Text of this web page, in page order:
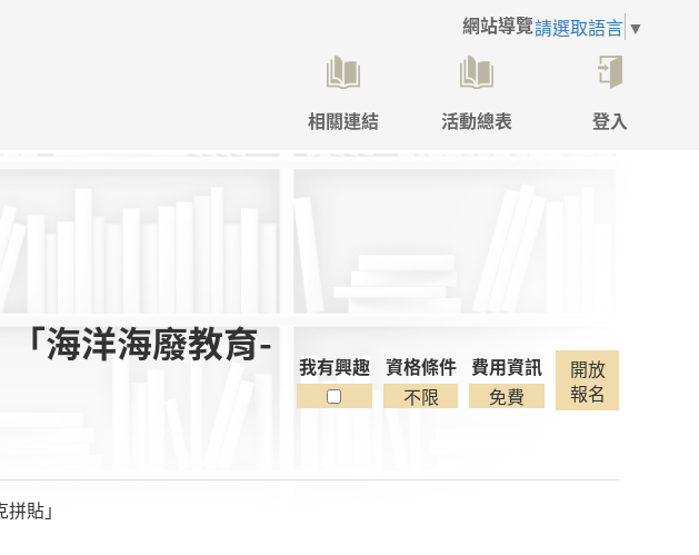
網站導覽請選取語言 ▼
相關連結
活動總表
視
窗
登入
「海洋海廢教育-
我有興趣 資格條件
不限
費用資訊
免費
開放
報名
貼」